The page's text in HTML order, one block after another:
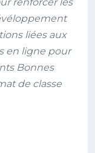
liées aux
en ligne pour
Bonnes
de classe